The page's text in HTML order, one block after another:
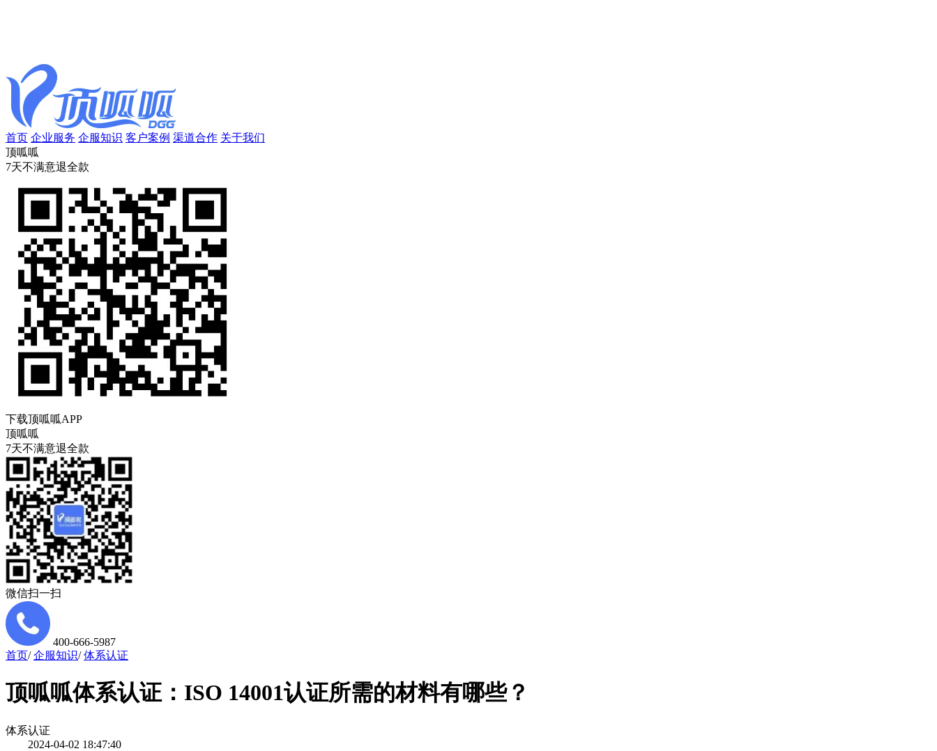
首页 企业服务 企服知识 客户案例 渠道合作 关于我们
顶呱呱
7天不满意退全款
下载顶呱呱APP
顶呱呱
7天不满意退全款
微信扫一扫
400-666-5987
首页/企服知识/体系认证
顶呱呱体系认证：ISO 14001认证所需的材料有哪些？
体系认证
2024-04-02 18:47:40